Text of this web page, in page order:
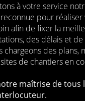
à votre service
pour
afin de fixer la
des délais et
chargeons des plans,
de chantiers en
maîtrise de tous